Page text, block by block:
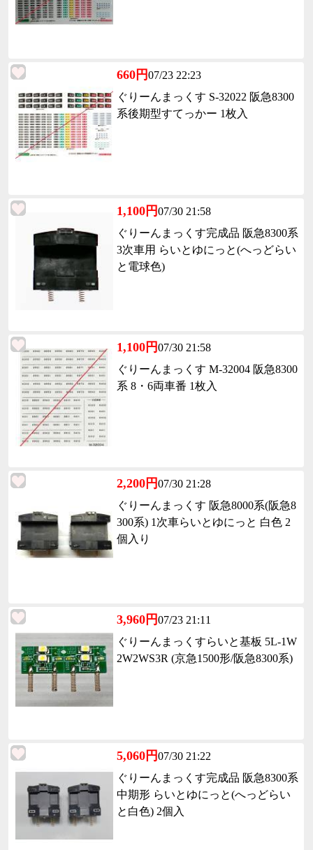
660円07/23 22:23
ぐりーんまっくす S-32022 阪急8300
系後期型すてっかー 1枚入
1,100円07/30 21:58
ぐりーんまっくす完成品 阪急8300系
3次車用 らいとゆにっと(へっどらい
と電球色)
1,100円07/30 21:58
ぐりーんまっくす M-32004 阪急8300
系 8・6両車番 1枚入
2,200円07/30 21:28
ぐりーんまっくす 阪急8000系(阪急8
300系) 1次車らいとゆにっと 白色 2
個入り
3,960円07/23 21:11
ぐりーんまっくすらいと基板 5L-1W
2W2WS3R (京急1500形/阪急8300系)
5,060円07/30 21:22
ぐりーんまっくす完成品 阪急8300系
中期形 らいとゆにっと(へっどらい
と白色) 2個入